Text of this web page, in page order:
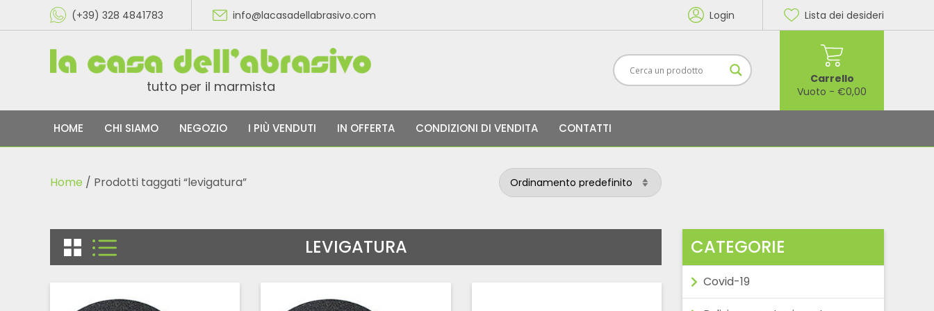
(+39) 328 4841783 info@lacasadellabrasivo.com Login Lista dei desideri
tutto per il marmista
Carrello
Vuoto - €0,00
HOME CHI SIAMO NEGOZIO I PIÙ VENDUTI IN OFFERTA CONDIZIONI DI VENDITA CONTATTI
Home / Prodotti taggati “levigatura”
LEVIGATURA CATEGORIE
Covid-19